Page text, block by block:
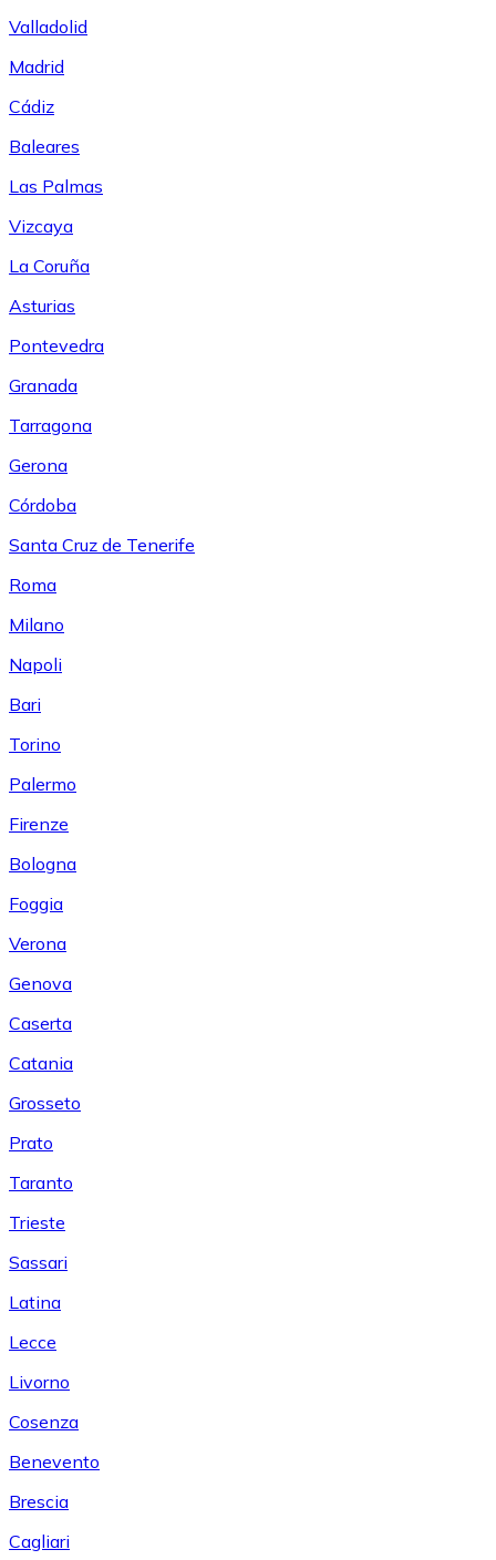
Valladolid
Madrid
Cádiz
Baleares
Las Palmas
Vizcaya
La Coruña
Asturias
Pontevedra
Granada
Tarragona
Gerona
Córdoba
Santa Cruz de Tenerife
Roma
Milano
Napoli
Bari
Torino
Palermo
Firenze
Bologna
Foggia
Verona
Genova
Caserta
Catania
Grosseto
Prato
Taranto
Trieste
Sassari
Latina
Lecce
Livorno
Cosenza
Benevento
Brescia
Cagliari